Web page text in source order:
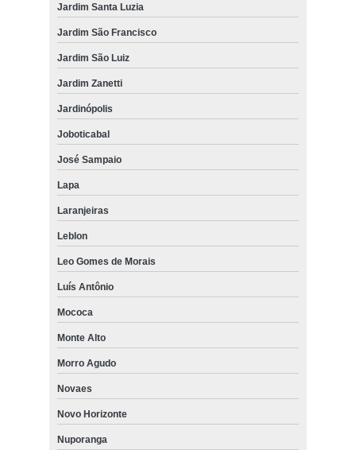
Jardim Santa Luzia
Jardim São Francisco
Jardim São Luiz
Jardim Zanetti
Jardinópolis
Joboticabal
José Sampaio
Lapa
Laranjeiras
Leblon
Leo Gomes de Morais
Luís Antônio
Mococa
Monte Alto
Morro Agudo
Novaes
Novo Horizonte
Nuporanga